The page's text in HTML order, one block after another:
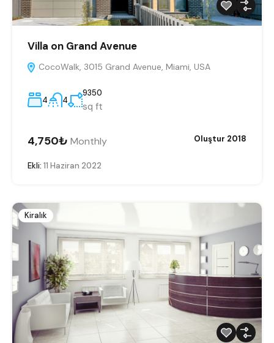
Villa on Grand Avenue
CocoWalk, 3015 Grand Avenue, Miami, USA
4 4
9350
sq ft
4,750₺ Monthly Oluştur 2018
Ekli: 11 Haziran 2022
Kiralık